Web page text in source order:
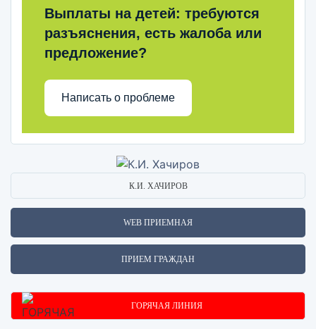
Выплаты на детей: требуются
разъяснения, есть жалоба или
предложение?
Написать о проблеме
К.И. ХАЧИРОВ
WEB ПРИЕМНАЯ
ПРИЕМ ГРАЖДАН
ГОРЯЧАЯ ЛИНИЯ